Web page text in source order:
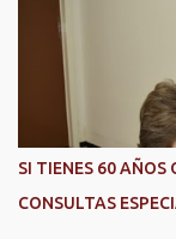
SI TIENES 60 AÑOS
CONSULTAS